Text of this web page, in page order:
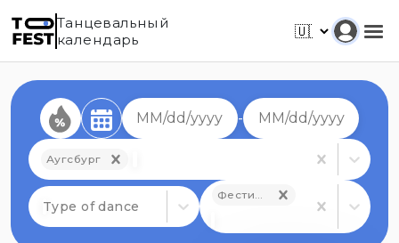
Танцевальный
календарь
-
Type of dance
Фестиваль
Аугсбург